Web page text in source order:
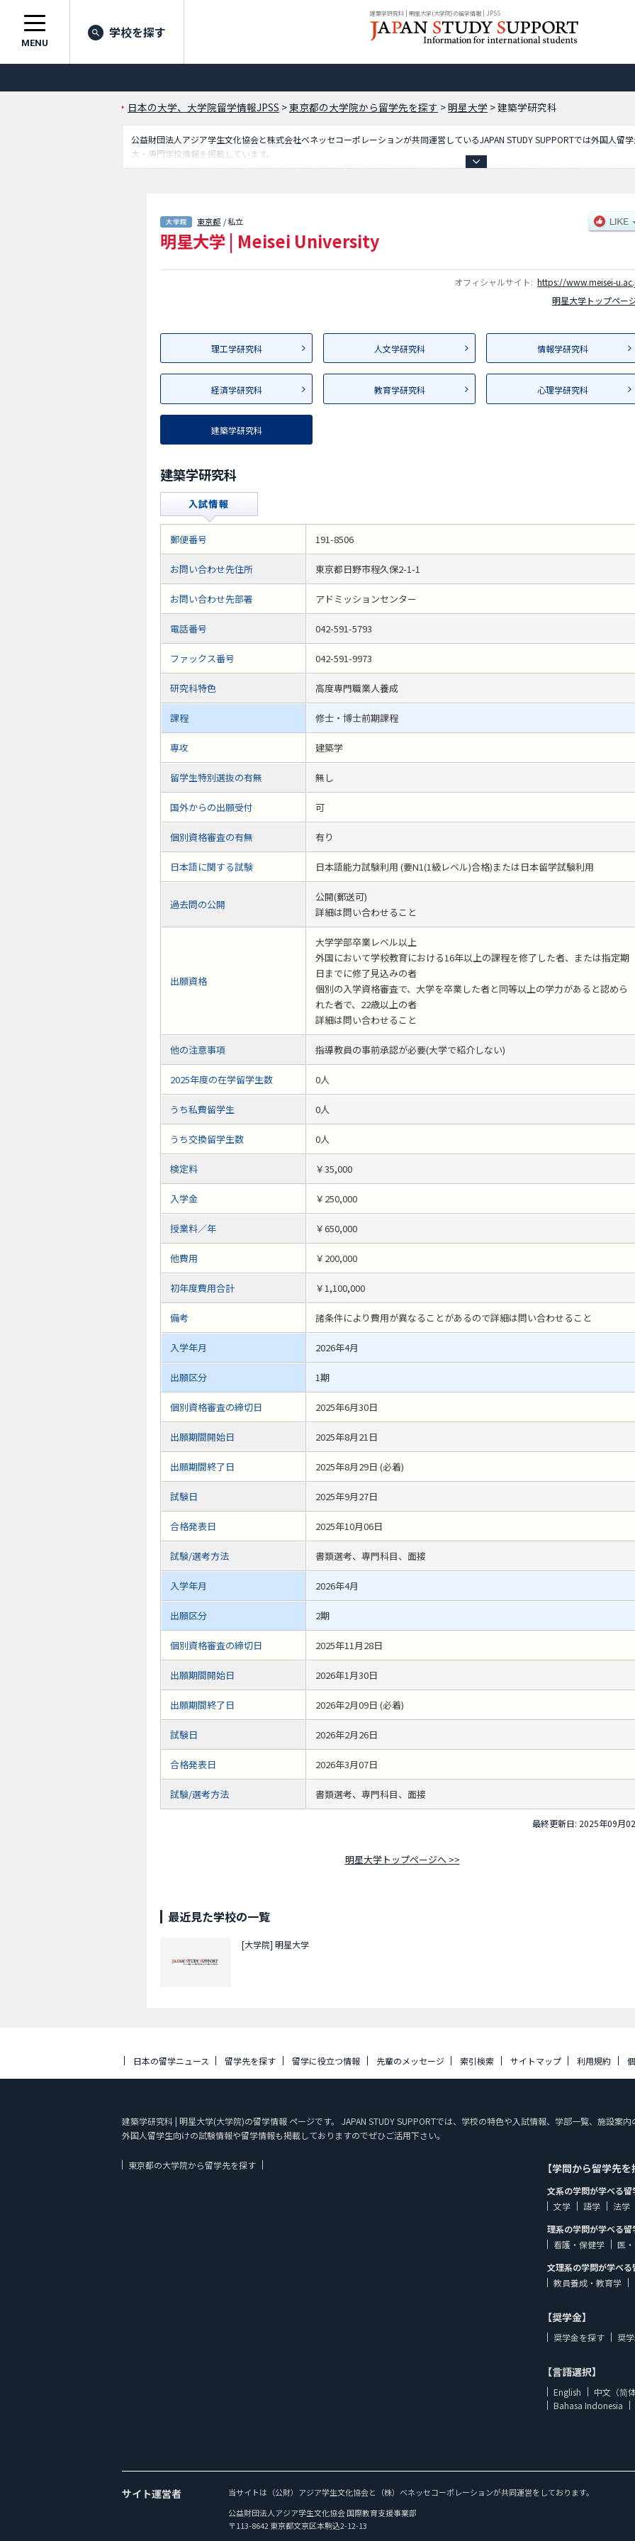
建築学研究科 | 明星大学(大学院)の留学情報 | JPSS
MENU
学校を探す
日本の大学、大学院留学情報JPSS >東京都の大学院から留学先を探す >明星大学 >建築学研究科
公益財団法人アジア学生文化協会と株式会社ベネッセコーポレーションが共同運営しているJAPAN STUDY SUPPORTでは外国人留
大・専門学校情報を掲載しています。
こちらでは明星大学に関する詳細情報を記載しており、理工学研究科や人文学研究科や情報学研究科や経済学研究科や教育学研究
東京都 / 私立
明星大学 | Meisei University
オフィシャルサイト: https://www.meisei-
明星大学トップペー
理工学研究科 人文学研究科 情報学研究科
経済学研究科 教育学研究科 心理学研究科
建築学研究科
建築学研究科
郵便番号 191-8506
お問い合わせ先住所 東京都日野市程久保2-1-1
お問い合わせ先部署 アドミッションセンター
電話番号 042-591-5793
ファックス番号 042-591-9973
研究科特色 高度専門職業人養成
課程 修士・博士前期課程
専攻 建築学
留学生特別選抜の有無 無し
国外からの出願受付 可
個別資格審査の有無 有り
日本語に関する試験 日本語能力試験利用 (要N1(1級レベル)合格)または日本留学試験利用
過去問の公開
公開(郵送可)
詳細は問い合わせること
出願資格
大学学部卒業レベル以上
外国において学校教育における16年以上の課程を修了した者、または指定期
日までに修了見込みの者
個別の入学資格審査で、大学を卒業した者と同等以上の学力があると認めら
れた者で、22歳以上の者
詳細は問い合わせること
他の注意事項 指導教員の事前承認が必要(大学で紹介しない)
2025年度の在学留学生数 0人
うち私費留学生 0人
うち交換留学生数 0人
検定料 ￥35,000
入学金 ￥250,000
授業料／年 ￥650,000
他費用 ￥200,000
初年度費用合計 ￥1,100,000
備考 諸条件により費用が異なることがあるので詳細は問い合わせること
入学年月 2026年4月
出願区分 1期
個別資格審査の締切日 2025年6月30日
出願期間開始日 2025年8月21日
出願期間終了日 2025年8月29日 (必着)
試験日 2025年9月27日
合格発表日 2025年10月06日
試験/選考方法 書類選考、専門科目、面接
入学年月 2026年4月
出願区分 2期
個別資格審査の締切日 2025年11月28日
出願期間開始日 2026年1月30日
出願期間終了日 2026年2月09日 (必着)
試験日 2026年2月26日
合格発表日 2026年3月07日
試験/選考方法 書類選考、専門科目、面接
最終更新日: 2025年09月
明星大学トップページへ >>
最近見た学校の一覧
[大学院] 明星大学
日本の留学ニュース 留学先を探す 留学に役立つ情報 先輩のメッセージ 索引検索 サイトマップ 利用規約
建築学研究科 | 明星大学(大学院)の留学情報 ページです。 JAPAN STUDY SUPPORTでは、学校の特色や入試情報、学部一覧、施設案
外国人留学生向けの試験情報や留学情報も掲載しておりますのでぜひご活用下さい。
東京都の大学院から留学先を探す 【学問から留学先
文系の学問が学べる留
文学
語学
法学
理系の学問が学べる留
看護・保健学
医
文理系の学問が学べ
教員養成・教育学
【奨学金】
奨学金を探す 奨
【言語選択】
English
中文（简
Bahasa Indonesia
サイト運営者
当サイトは（公財）アジア学生文化協会と（株）ベネッセコーポレーションが共同運営をしております。
公益財団法人アジア学生文化協会 国際教育支援事業部
〒113-8642 東京都文京区本駒込2-12-13